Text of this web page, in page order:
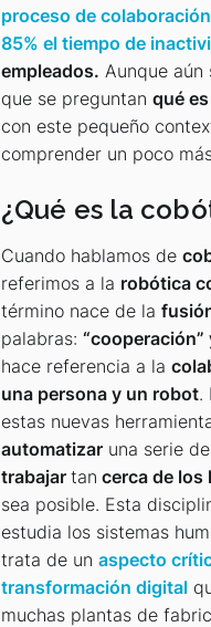
proceso de
85% el tiempo de
empleados. Aunque aún
que se preguntan qué
con este pequeño
comprender un poco
¿Qué es la
Cuando hablamos de
referimos a la robótica
término nace de la
palabras: “cooperación”
hace referencia a la
una persona y un robot.
estas nuevas
automatizar una serie
trabajar tan cerca de los
sea posible. Esta
estudia los sistemas
trata de un aspecto
transformación digital
muchas plantas de